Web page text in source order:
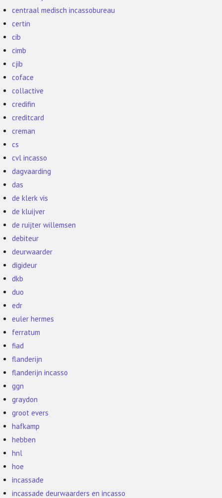
centraal medisch incassobureau
certin
cib
cimb
cjib
coface
collactive
credifin
creditcard
creman
cs
cvl incasso
dagvaarding
das
de klerk vis
de kluijver
de ruijter willemsen
debiteur
deurwaarder
digideur
dkb
duo
edr
euler hermes
ferratum
fiad
flanderijn
flanderijn incasso
ggn
graydon
groot evers
hafkamp
hebben
hnl
hoe
incassade
incassade deurwaarders en incasso